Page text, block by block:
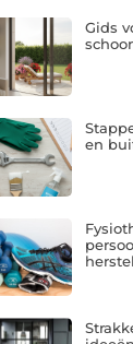
Gids
en
herstel